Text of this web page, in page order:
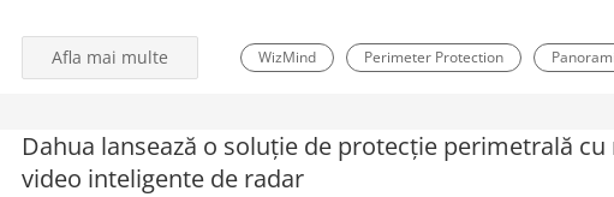
Afla mai multe WizMind Perimeter Protection
Dahua lansează o soluție de protecție perimetrală
video inteligente de radar